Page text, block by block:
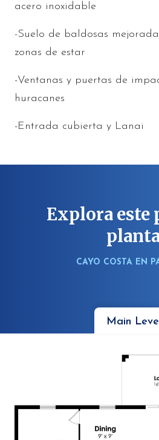
acero inoxidable
-Suelo de baldosas
zonas de estar
-Ventanas y puertas de
huracanes
-Entrada cubierta y Lanai
Explora este
CAYO COSTA EN
Main